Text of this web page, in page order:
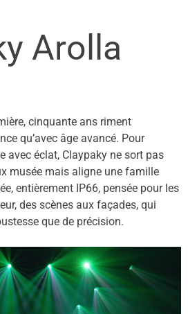
Arolla
ère, cinquante ans riment
qu’avec âge avancé. Pour
avec éclat, Claypaky ne sort pas
musée mais aligne une famille
entièrement IP66, pensée pour les
des scènes aux façades, qui
que de précision.